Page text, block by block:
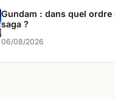
Gundam : dans quel
saga ?
06/08/2026